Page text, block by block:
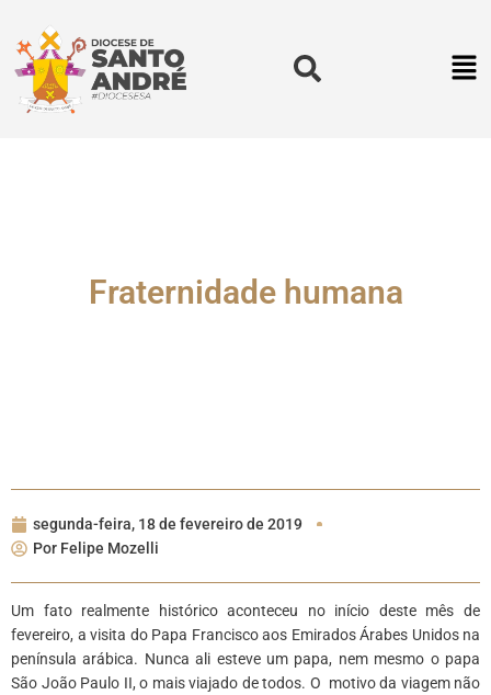
Fraternidade humana
segunda-feira, 18 de fevereiro de 2019
Por Felipe Mozelli
Um fato realmente histórico aconteceu no início deste mês de
fevereiro, a visita do Papa Francisco aos Emirados Árabes Unidos na
península arábica. Nunca ali esteve um papa, nem mesmo o papa
São João Paulo II, o mais viajado de todos. O motivo da viagem não